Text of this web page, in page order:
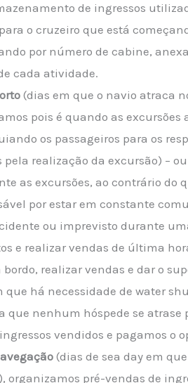
de ingressos
o cruzeiro que está
por número de cabine,
cada atividade.
(dias em que o navio atraca
pois é quando as excursões
os passageiros para os
pela realização da excursão) –
as excursões, ao contrário do
por estar em constante
ou imprevisto durante
e realizar vendas de última
realizar vendas e dar o
que há necessidade de water
que nenhum hóspede se atrase
vendidos e pagamos o
(dias de sea day em
organizamos pré-vendas de